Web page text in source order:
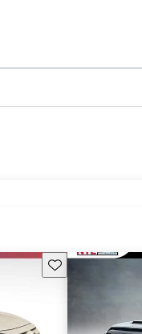
Guarda este Aviso